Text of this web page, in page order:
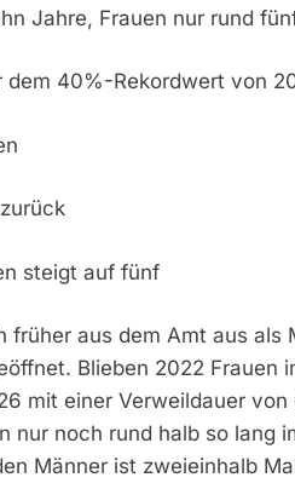
Jahre, Frauen nur rund
dem 40%-Rekordwert von
steigt auf fünf
aus dem Amt aus als
Blieben 2022 Frauen
mit einer Verweildauer
nur noch rund halb so lang
Männer ist zweieinhalb